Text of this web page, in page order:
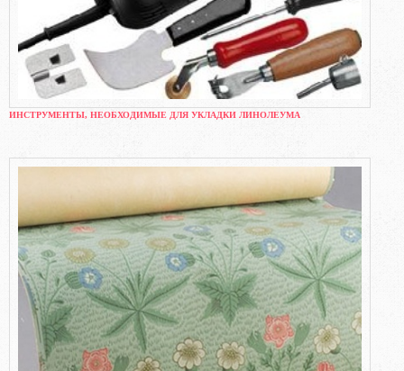
ИНСТРУМЕНТЫ, НЕОБХОДИМЫЕ ДЛЯ УКЛАДКИ ЛИНОЛЕУМА